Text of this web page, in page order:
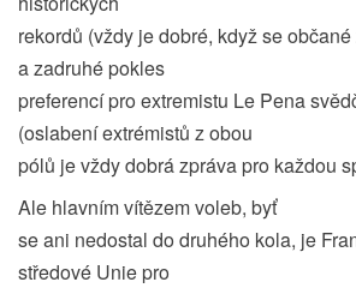
rekordů (vždy je dobré, když se
a zadruhé pokles
preferencí pro extremistu Le Pena
(oslabení extrémistů z obou
pólů je vždy dobrá zpráva pro každou
Ale hlavním vítězem voleb, byť
se ani nedostal do druhého kola, je
středové Unie pro